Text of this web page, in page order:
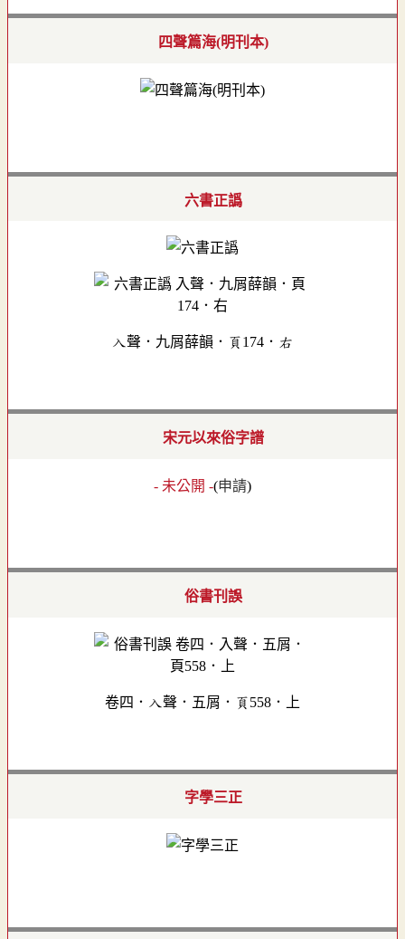
四聲篇海(明刊本)
六書正譌
入聲．九屑薛韻．頁174．右
宋元以來俗字譜
- 未公開 -(申請)
俗書刊誤
卷四．入聲．五屑．頁558．上
字學三正